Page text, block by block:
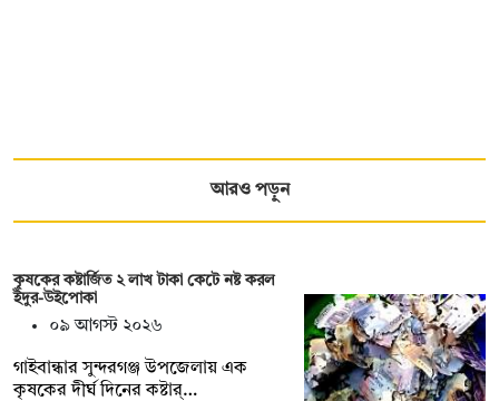
আরও পড়ুন
কৃষকের কষ্টার্জিত ২ লাখ টাকা কেটে নষ্ট করল
ইঁদুর-উইপোকা
০৯ আগস্ট ২০২৬
গাইবান্ধার সুন্দরগঞ্জ উপজেলায় এক
কৃষকের দীর্ঘ দিনের কষ্টার্…